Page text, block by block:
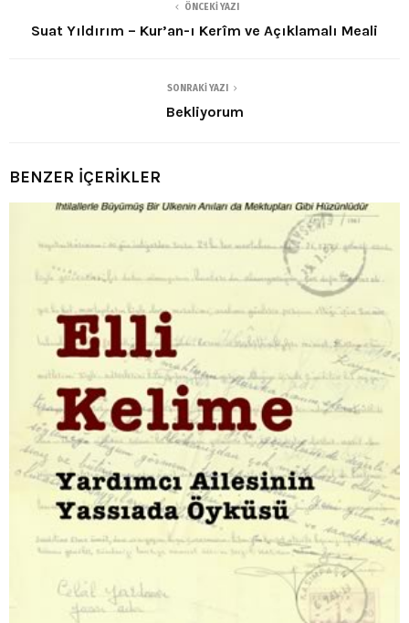
ÖNCEKI YAZI
Suat Yıldırım – Kur’an-ı Kerîm ve Açıklamalı Meali
SONRAKI YAZI
Bekliyorum
BENZER İÇERİKLER